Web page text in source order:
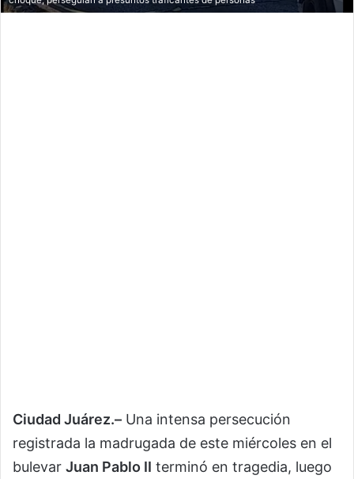
Ciudad Juárez.– Una intensa persecución
registrada la madrugada de este miércoles en el
bulevar Juan Pablo II terminó en tragedia, luego